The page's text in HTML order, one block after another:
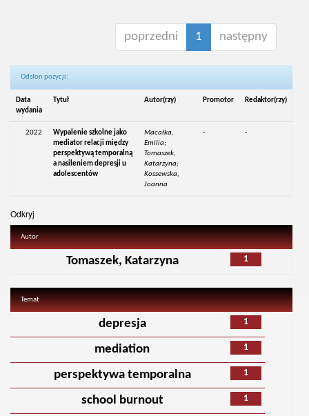
poprzedni 1 następny
Odsłon pozycji:
Data
wydania
Tytuł Autor(rzy) Promotor Redaktor(rzy)
2022
Wypalenie szkolne jako
mediator relacji między
perspektywą temporalną
a nasileniem depresji u
adolescentów
Macałka,
Emilia;
Tomaszek,
Katarzyna;
Kossewska,
Joanna
- -
Odkryj
Autor
1
Tomaszek, Katarzyna
Temat
1
depresja
1
mediation
1
perspektywa temporalna
1
school burnout